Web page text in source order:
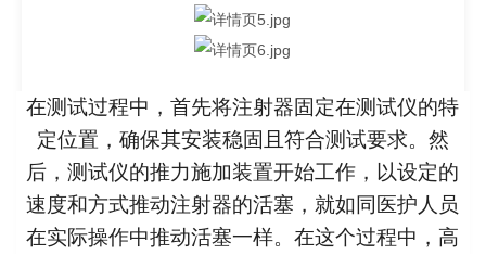
在测试过程中，首先将注射器固定在测试仪的特
定位置，确保其安装稳固且符合测试要求。然
后，测试仪的推力施加装置开始工作，以设定的
速度和方式推动注射器的活塞，就如同医护人员
在实际操作中推动活塞一样。在这个过程中，高